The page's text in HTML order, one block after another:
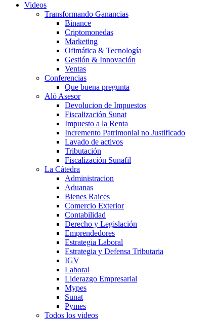
Videos
Transformando Ganancias
Binance
Criptomonedas
Marketing
Ofimática & Tecnología
Gestión & Innovación
Ventas
Conferencias
Que buena pregunta
Aló Asesor
Devolucion de Impuestos
Fiscalización Sunat
Impuesto a la Renta
Incremento Patrimonial no Justificado
Lavado de activos
Tributación
Fiscalización Sunafil
La Cátedra
Administracion
Aduanas
Bienes Raices
Comercio Exterior
Contabilidad
Derecho y Legislación
Emprendedores
Estrategia Laboral
Estrategia y Defensa Tributaria
IGV
Laboral
Liderazgo Empresarial
Mypes
Sunat
Pymes
Todos los videos